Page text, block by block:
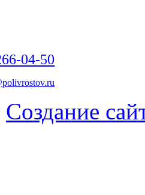
04-50
Создание